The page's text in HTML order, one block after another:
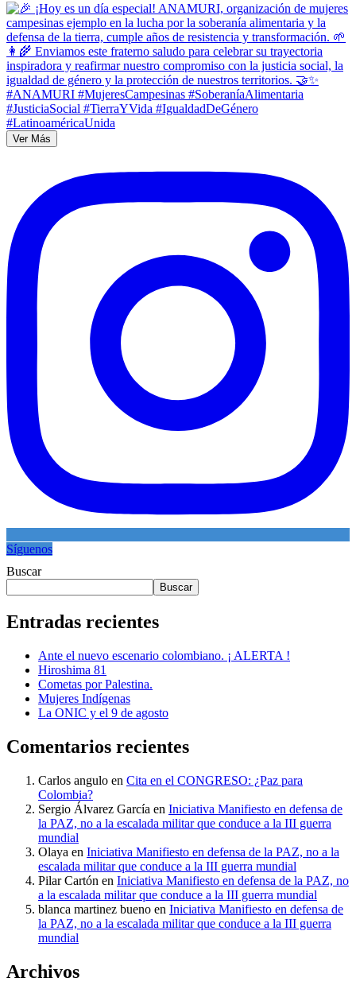
Ver Más
Síguenos
Buscar
Buscar
Entradas recientes
Ante el nuevo escenario colombiano. ¡ ALERTA !
Hiroshima 81
Cometas por Palestina.
Mujeres Indígenas
La ONIC y el 9 de agosto
Comentarios recientes
Carlos angulo en Cita en el CONGRESO: ¿Paz para
Colombia?
Sergio Álvarez García en Iniciativa Manifiesto en defensa de
la PAZ, no a la escalada militar que conduce a la III guerra
mundial
Olaya en Iniciativa Manifiesto en defensa de la PAZ, no a la
escalada militar que conduce a la III guerra mundial
Pilar Cartón en Iniciativa Manifiesto en defensa de la PAZ, no
a la escalada militar que conduce a la III guerra mundial
blanca martinez bueno en Iniciativa Manifiesto en defensa de
la PAZ, no a la escalada militar que conduce a la III guerra
mundial
Archivos